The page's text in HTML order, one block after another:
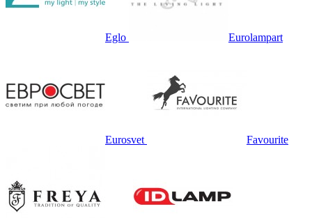
Eglo Eurolampart
Eurosvet Favourite